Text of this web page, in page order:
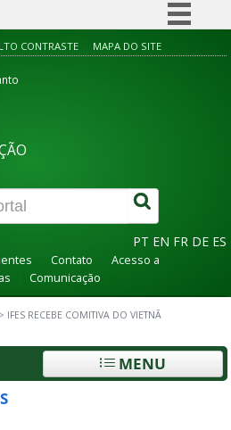
Simplifique!
Canais
CONTRASTE MAPA DO SITE
PT EN FR DE ES
Contato
Acesso a
Comunicação
> IFES RECEBE COMITIVA DO VIETNÃ
MENU